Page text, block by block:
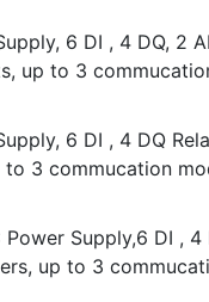
6 DI , 4 DQ, 2
up to 3
6 DI , 4 DQ
to 3 commucation
Power Supply,6 DI ,
up to 3